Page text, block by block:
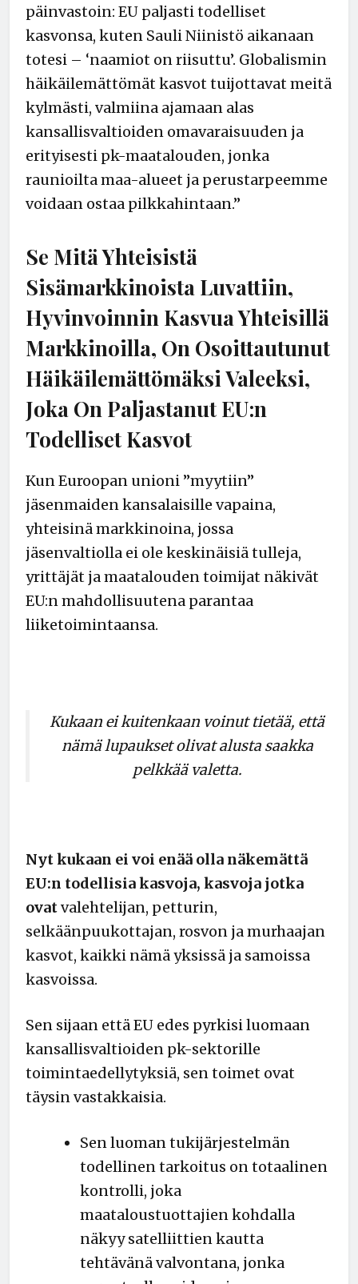
päinvastoin: EU paljasti todelliset
kasvonsa, kuten Sauli Niinistö aikanaan
totesi – ‘naamiot on riisuttu’. Globalismin
häikäilemättömät kasvot tuijottavat meitä
kylmästi, valmiina ajamaan alas
kansallisvaltioiden omavaraisuuden ja
erityisesti pk-maatalouden, jonka
raunioilta maa-alueet ja perustarpeemme
voidaan ostaa pilkkahintaan.”
Se Mitä Yhteisistä
Sisämarkkinoista Luvattiin,
Hyvinvoinnin Kasvua Yhteisillä
Markkinoilla, On Osoittautunut
Häikäilemättömäksi Valeeksi,
Joka On Paljastanut EU:n
Todelliset Kasvot
Kun Euroopan unioni ”myytiin”
jäsenmaiden kansalaisille vapaina,
yhteisinä markkinoina, jossa
jäsenvaltiolla ei ole keskinäisiä tulleja,
yrittäjät ja maatalouden toimijat näkivät
EU:n mahdollisuutena parantaa
liiketoimintaansa.
Kukaan ei kuitenkaan voinut tietää, että
nämä lupaukset olivat alusta saakka
pelkkää valetta.
Nyt kukaan ei voi enää olla näkemättä
EU:n todellisia kasvoja, kasvoja jotka
ovatvalehtelijan, petturin,
selkäänpuukottajan, rosvon ja murhaajan
kasvot, kaikki nämä yksissä ja samoissa
kasvoissa.
Sen sijaan että EU edes pyrkisi luomaan
kansallisvaltioiden pk-sektorille
toimintaedellytyksiä, sen toimet ovat
täysin vastakkaisia.
Sen luoman tukijärjestelmän
todellinen tarkoitus on totaalinen
kontrolli, joka
maataloustuottajien kohdalla
näkyy satelliittien kautta
tehtävänä valvontana, jonka